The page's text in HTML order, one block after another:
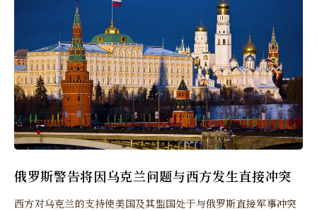
俄罗斯警告将因乌克兰问题与西方发生直接冲突
西方对乌克兰的支持使美国及其盟国处于与俄罗斯直接军事冲突